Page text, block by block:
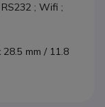
; Wifi ;
mm / 11.8